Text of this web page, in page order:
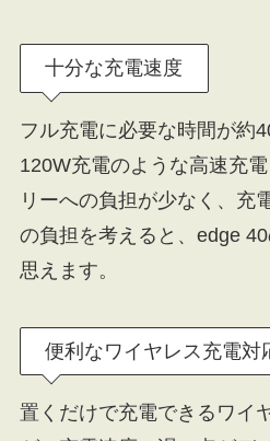
十分な充電速度
フル充電に必要な時間が約
120W充電のような高速充
リーへの負担が少なく、充
の負担を考えると、edge
思えます。
便利なワイヤレス充電対
置くだけで充電できるワイ